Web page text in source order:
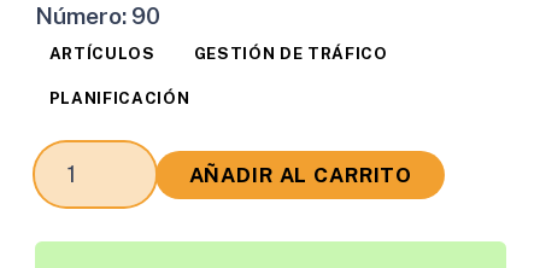
Número: 90
ARTÍCULOS GESTIÓN DE TRÁFICO
PLANIFICACIÓN
La
Gestión
AÑADIR AL CARRITO